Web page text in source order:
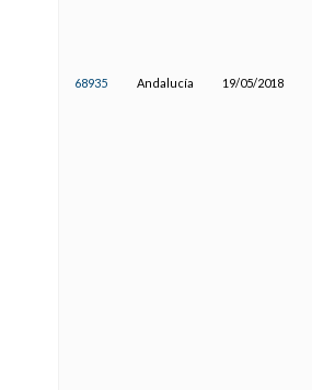
68935 Andalucía 19/05/2018